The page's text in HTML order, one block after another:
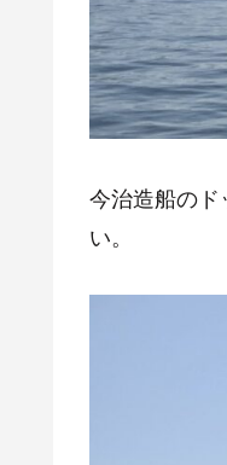
今治造船の
い。